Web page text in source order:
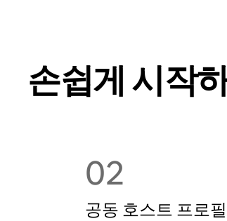
손쉽게 시작
02
공동 호스트 프로